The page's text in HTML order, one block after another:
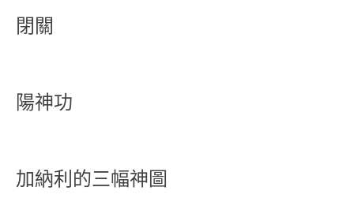
閉關
陽神功
加納利的三幅神圖